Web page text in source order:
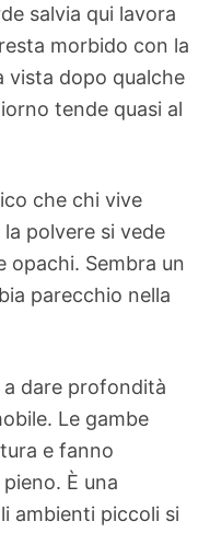
salvia qui lavora
morbido con la
vista dopo qualche
tende quasi al
che chi vive
polvere si vede
opachi. Sembra un
parecchio nella
dare profondità
Le gambe
e fanno
È una
ambienti piccoli si